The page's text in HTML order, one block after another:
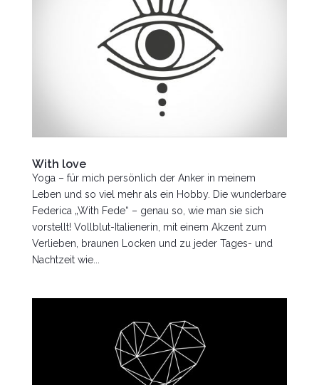
With love
Yoga – für mich persönlich der Anker in meinem
Leben und so viel mehr als ein Hobby. Die wunderbare
Federica „With Fede“ – genau so, wie man sie sich
vorstellt! Vollblut-Italienerin, mit einem Akzent zum
Verlieben, braunen Locken und zu jeder Tages- und
Nachtzeit wie...